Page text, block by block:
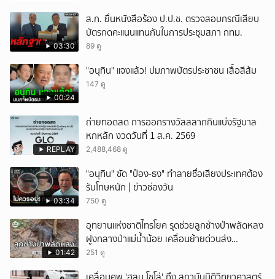
03:30
ส.ก. ยื่นหนังสือร้อง ป.ป.ช. ตรวจสอบกรณีเสียบ
บัตรกดคะแนนแทนกันในการประชุมสภา กทม.
89 ดู
00:24
"อนุทิน" แจงแล้ว! ปมภาพบัตรประชาชน เสื้อสีส้ม
147 ดู
REPLAY
ถ่ายทอดสด การออกรางวัลสลากกินแบ่งรัฐบาล
หกหลัก งวดวันที่ 1 ส.ค. 2569
2,488,468 ดู
03:34
"อนุทิน" ซัด "ป๋อง-ธง" ทำลายชื่อเสียงประเทศต้อง
รับโทษหนัก | ข่าวช่องวัน
750 ดู
01:42
อุทยานแห่งชาติไทรโยค รุดช่วยลูกช้างป่าพลัดหลง
ฝูงกลางป่าแม่น้ำน้อย เคลื่อนย้ายด่วนส่ง
สัตวแพทย์ดูแลใกล้ชิด
251 ดู